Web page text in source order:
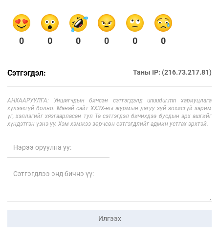
0 0 0 0 0 0
Сэтгэгдэл: Таны IP: (216.73.217.81)
АНХААРУУЛГА: Уншигчдын бичсэн сэтгэгдэлд unuudur.mn хариуцлага
хүлээхгүй болно. Манай сайт ХХЗХ-ны журмын дагуу зүй зохисгүй зарим
үг, хэллэгийг хязгаарласан тул Та сэтгэгдэл бичихдээ бусдын эрх ашгийг
хүндэтгэн үзнэ үү. Хэм хэмжээ зөрчсөн сэтгэгдлийг админ устгах эрхтэй.
Илгээх